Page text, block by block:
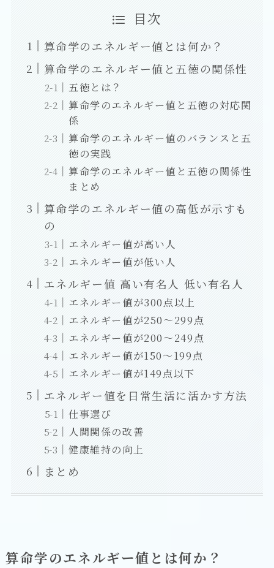
目次
算命学のエネルギー値とは何か？
算命学のエネルギー値と五徳の関係性
五徳とは？
算命学のエネルギー値と五徳の対応関
係
算命学のエネルギー値のバランスと五
徳の実践
算命学のエネルギー値と五徳の関係性
まとめ
算命学のエネルギー値の高低が示すも
の
エネルギー値が高い人
エネルギー値が低い人
エネルギー値 高い有名人 低い有名人
エネルギー値が300点以上
エネルギー値が250～299点
エネルギー値が200～249点
エネルギー値が150～199点
エネルギー値が149点以下
エネルギー値を日常生活に活かす方法
仕事選び
人間関係の改善
健康維持の向上
まとめ
算命学のエネルギー値とは何か？